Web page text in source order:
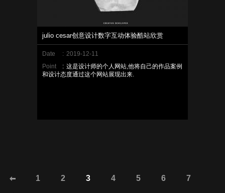
julio cesar创意设计数字互动体验酷站欣赏
Date : 2019-12-11
Point
: 这是设计师的个人网站,他将自己的作品案例
和设计态度通过这个网站展现出来.
1 2 3 4 5 6 7